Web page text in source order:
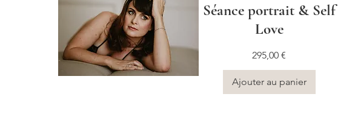
Séance portrait & Self
Love
Prix
295,00 €
Ajouter au panier